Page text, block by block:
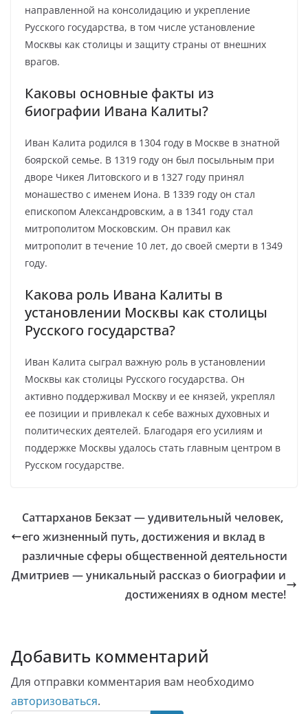
направленной на консолидацию и укрепление
Русского государства, в том числе установление
Москвы как столицы и защиту страны от внешних
врагов.
Каковы основные факты из
биографии Ивана Калиты?
Иван Калита родился в 1304 году в Москве в знатной
боярской семье. В 1319 году он был посыльным при
дворе Чикея Литовского и в 1327 году принял
монашество с именем Иона. В 1339 году он стал
епископом Александровским, а в 1341 году стал
митрополитом Московским. Он правил как
митрополит в течение 10 лет, до своей смерти в 1349
году.
Какова роль Ивана Калиты в
установлении Москвы как столицы
Русского государства?
Иван Калита сыграл важную роль в установлении
Москвы как столицы Русского государства. Он
активно поддерживал Москву и ее князей, укреплял
ее позиции и привлекал к себе важных духовных и
политических деятелей. Благодаря его усилиям и
поддержке Москвы удалось стать главным центром в
Русском государстве.
Саттарханов Бекзат — удивительный человек,
его жизненный путь, достижения и вклад в
различные сферы общественной деятельности
Дмитриев — уникальный рассказ о биографии и
достижениях в одном месте!
Добавить комментарий
Для отправки комментария вам необходимо
авторизоваться.